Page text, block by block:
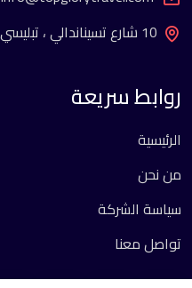
10 شارع تسيناندالي ، تبليسي 0144 ، جورجيا
روابط سريعة
الرئيسية
من نحن
سياسة الشركة
تواصل معنا